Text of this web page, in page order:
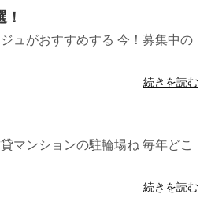
ュがおすすめする 今！募集中の
続きを読む
マンションの駐輪場ね 毎年どこ
続きを読む